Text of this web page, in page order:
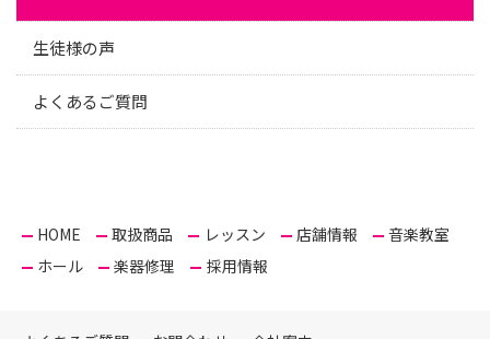
生徒様の声
よくあるご質問
HOME 取扱商品 レッスン 店舗情報
音楽教室
ホール
楽器修理 採用情報